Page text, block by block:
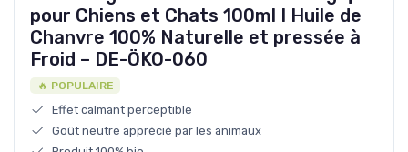
pour Chiens et Chats 100ml I Huile de
Chanvre 100% Naturelle et pressée à
Froid – DE-ÖKO-060
🔥 POPULAIRE
Effet calmant perceptible
Goût neutre apprécié par les animaux